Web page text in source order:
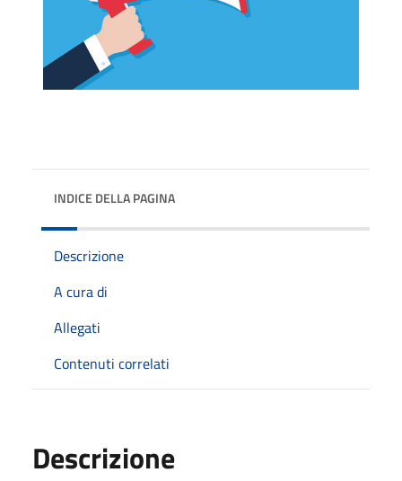
INDICE DELLA PAGINA
Descrizione
A cura di
Allegati
Contenuti correlati
Descrizione